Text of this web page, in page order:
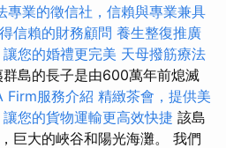
專業的徵信社，信賴與專業兼具
信賴的財務顧問 養生整復推廣
您的婚禮更完美 天母撥筋療法
群島的長子是由600萬年前熄滅
Firm服務介紹 精緻茶會，提供美
您的貨物運輸更高效快捷 該島
巨大的峽谷和陽光海灘。 我們